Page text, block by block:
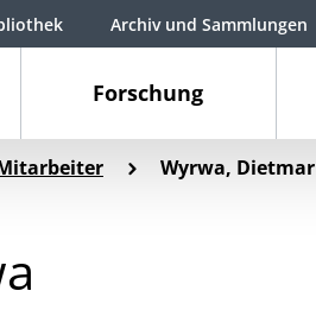
Forschung
Archiv und Sammlungen
Wyrwa, Dietmar